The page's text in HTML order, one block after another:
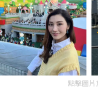
點擊圖片